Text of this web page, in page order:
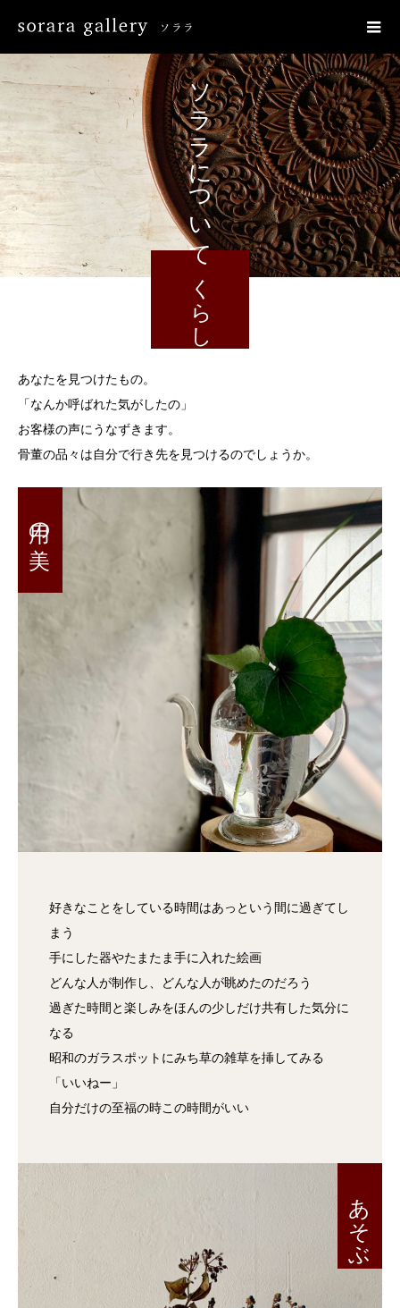
ソララについて
くらし
あなたを見つけたもの。
「なんか呼ばれた気がしたの」
お客様の声にうなずきます。
骨董の品々は自分で行き先を見つけるのでしょうか。
用の美
好きなことをしている時間はあっという間に過ぎてし
まう
手にした器やたまたま手に入れた絵画
どんな人が制作し、どんな人が眺めたのだろう
過ぎた時間と楽しみをほんの少しだけ共有した気分に
なる
昭和のガラスポットにみち草の雑草を挿してみる
「いいねー」
自分だけの至福の時この時間がいい
あそぶ